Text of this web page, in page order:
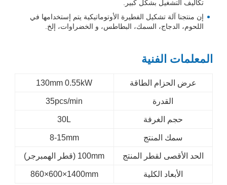
تكاليف التشغيل بشكل كبير.
إن منتجنا آلة تشكيل الفطيرة الأوتوماتيكية يتم إستخدامها في
اللحوم، الدجاج، السمك، البطاطس، و الخضراوات، إلخ.
المعلمات الفنية
عرض الحزام الطاقة 130mm 0.55kW
القدرة 35pcs/min
حجم الغرفة 30L
سمك المنتج 8-15mm
الحد الأقصى لقطر المنتج 100mm (قطر الهمبرجر)
الأبعاد الكلية 860×600×1400mm